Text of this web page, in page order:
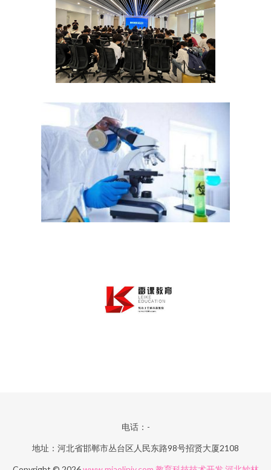
电话：-
地址：河北省邯郸市丛台区人民东路98号招贤大厦2108